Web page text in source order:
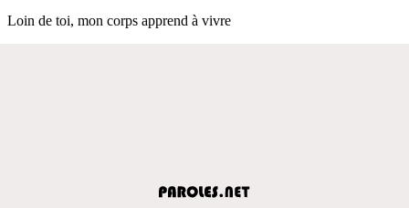
Loin de toi, mon corps apprend à vivre